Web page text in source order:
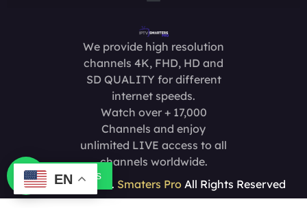
We provide high resolution
channels 4K, FHD, HD and
SD QUALITY for different
internet speeds.
Watch over + 17,000
Channels and enjoy
unlimited LIVE access to all
channels worldwide.
Copyright @2025. Smaters Pro All Rights Reserved
EN
Contact us